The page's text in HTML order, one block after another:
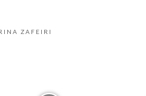
ZAFEIRI